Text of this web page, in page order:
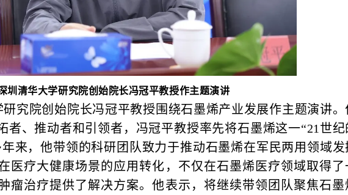
圳清华大学研究院创始院长冯冠平教授作主题演讲
究院创始院长冯冠平教授围绕石墨烯产业发展作主题演讲。
者、推动者和引领者，冯冠平教授率先将石墨烯这一“21世纪
来，他带领的科研团队致力于推动石墨烯在军民两用领域发
医疗大健康场景的应用转化，不仅在石墨烯医疗领域取得了
瘤治疗提供了解决方案。他表示，将继续带领团队聚焦石墨